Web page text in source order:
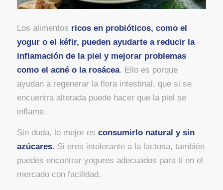
Los alimentos ricos en probióticos, como el
yogur o el kéfir, pueden ayudarte a reducir la
inflamación de la piel y mejorar problemas
como el acné o la rosácea. Ello es porque
ayudan a regenerar la flora intestinal, que si se
encuentra alterada puede hacer que la piel se
inflame.
Sin duda, lo mejor es consumirlo natural y sin
azúcares. Si eres intolerante a la lactosa, también
puedes encontrar yogures adecuados para ti en el
mercado con facilidad.